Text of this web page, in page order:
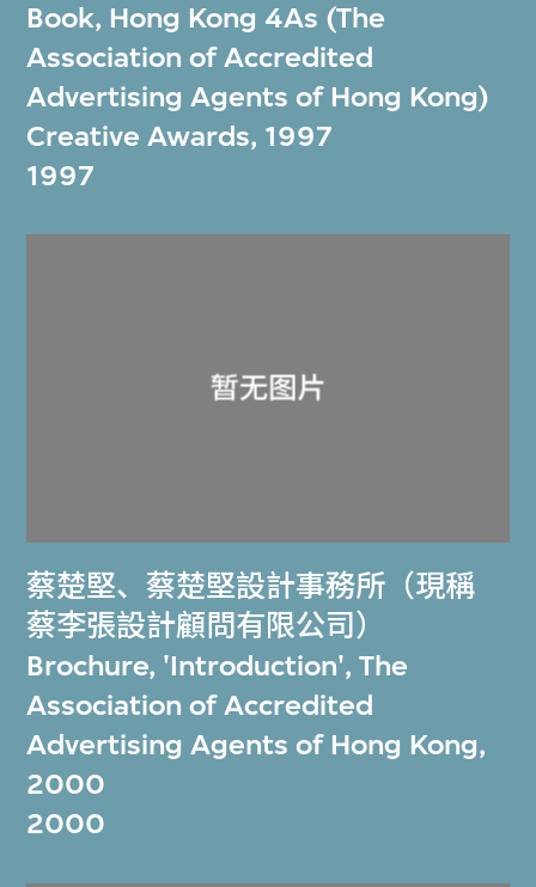
Book, Hong Kong 4As (The
Association of Accredited
Advertising Agents of Hong Kong)
Creative Awards, 1997
1997
蔡楚堅、 蔡楚堅設計事務所（現稱
蔡李張設計顧問有限公司）
Brochure, 'Introduction', The
Association of Accredited
Advertising Agents of Hong Kong,
2000
2000